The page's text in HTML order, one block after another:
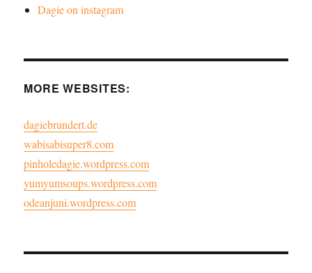
Dagie on instagram
MORE WEBSITES:
dagiebrundert.de
wabisabisuper8.com
pinholedagie.wordpress.com
yumyumsoups.wordpress.com
odeanjuni.wordpress.com